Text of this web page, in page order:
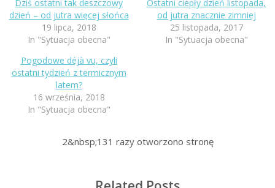
Dziś ostatni tak deszczowy
dzień – od jutra więcej słońca
19 lipca, 2018
In "Sytuacja obecna"
Ostatni ciepły dzień listopada,
od jutra znacznie zimniej
25 listopada, 2017
In "Sytuacja obecna"
Pogodowe déjà vu, czyli
ostatni tydzień z termicznym
latem?
16 września, 2018
In "Sytuacja obecna"
2&nbsp;131 razy otworzono stronę